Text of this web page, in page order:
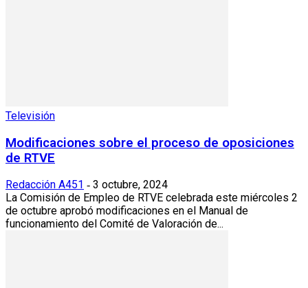
Televisión
Modificaciones sobre el proceso de oposiciones
de RTVE
Redacción A451 - 3 octubre, 2024
La Comisión de Empleo de RTVE celebrada este miércoles 2
de octubre aprobó modificaciones en el Manual de
funcionamiento del Comité de Valoración de...